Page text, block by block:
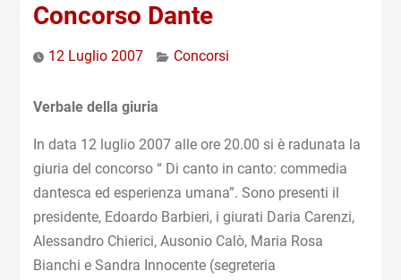
Concorso Dante
12 Luglio 2007 Concorsi
Verbale della giuria
In data 12 luglio 2007 alle ore 20.00 si è radunata la
giuria del concorso “ Di canto in canto: commedia
dantesca ed esperienza umana”. Sono presenti il
presidente, Edoardo Barbieri, i giurati Daria Carenzi,
Alessandro Chierici, Ausonio Calò, Maria Rosa
Bianchi e Sandra Innocente (segreteria